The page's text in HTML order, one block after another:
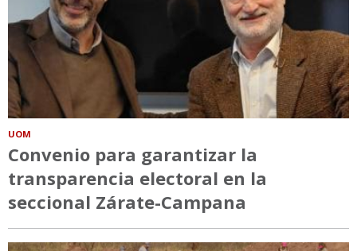
UOM
Convenio para garantizar la
transparencia electoral en la
seccional Zárate-Campana